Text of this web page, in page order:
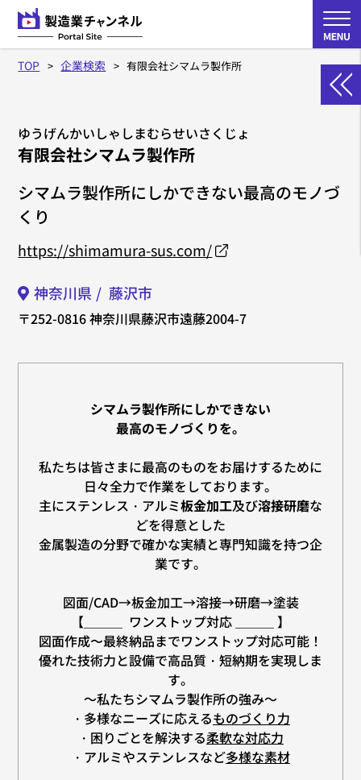
TOP 企業検索 有限会社シマムラ製作所
ゆうげんかいしゃしまむらせいさくじょ
有限会社シマムラ製作所
シマムラ製作所にしかできない最高のモノづ
くり
https://shimamura-sus.com/
神奈川県 藤沢市
〒252-0816神奈川県藤沢市遠藤2004-7
シマムラ製作所にしかできない
最高のモノづくりを。
私たちは皆さまに最高のものをお届けするために
日々全力で作業をしております。
主にステンレス・アルミ板金加工及び溶接研磨な
どを得意とした
金属製造の分野で確かな実績と専門知識を持つ企
業です。
図面/CAD→板金加工→溶接→研磨→塗装
【＿＿＿ ワンストップ対応 ＿＿＿ 】
図面作成〜最終納品までワンストップ対応可能！
優れた技術力と設備で高品質・短納期を実現しま
す。
～私たちシマムラ製作所の強み～
・多様なニーズに応えるものづくり力
・困りごとを解決する柔軟な対応力
・アルミやステンレスなど多様な素材